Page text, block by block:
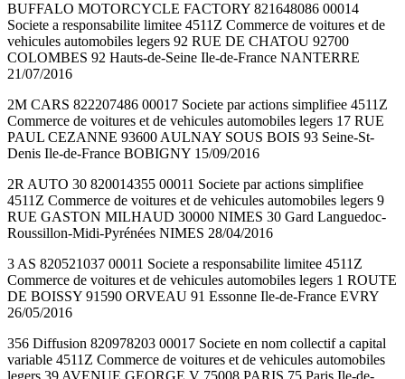
BUFFALO MOTORCYCLE FACTORY 821648086 00014
Societe a responsabilite limitee 4511Z Commerce de voitures et de
vehicules automobiles legers 92 RUE DE CHATOU 92700
COLOMBES 92 Hauts-de-Seine Ile-de-France NANTERRE
21/07/2016
2M CARS 822207486 00017 Societe par actions simplifiee 4511Z
Commerce de voitures et de vehicules automobiles legers 17 RUE
PAUL CEZANNE 93600 AULNAY SOUS BOIS 93 Seine-St-
Denis Ile-de-France BOBIGNY 15/09/2016
2R AUTO 30 820014355 00011 Societe par actions simplifiee
4511Z Commerce de voitures et de vehicules automobiles legers 9
RUE GASTON MILHAUD 30000 NIMES 30 Gard Languedoc-
Roussillon-Midi-Pyrénées NIMES 28/04/2016
3 AS 820521037 00011 Societe a responsabilite limitee 4511Z
Commerce de voitures et de vehicules automobiles legers 1 ROUTE
DE BOISSY 91590 ORVEAU 91 Essonne Ile-de-France EVRY
26/05/2016
356 Diffusion 820978203 00017 Societe en nom collectif a capital
variable 4511Z Commerce de voitures et de vehicules automobiles